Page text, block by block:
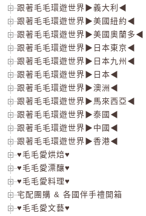
跟著毛毛環遊世界▶義大利◀
跟著毛毛環遊世界▶美國紐約◀
跟著毛毛環遊世界▶美國奧蘭多◀
跟著毛毛環遊世界▶日本東京◀
跟著毛毛環遊世界▶日本九州◀
跟著毛毛環遊世界▶日本◀
跟著毛毛環遊世界▶澳洲◀
跟著毛毛環遊世界▶馬來西亞◀
跟著毛毛環遊世界▶泰國◀
跟著毛毛環遊世界▶中國◀
跟著毛毛環遊世界▶香港◀
♥毛毛愛烘焙♥
♥毛毛愛漂釀♥
♥毛毛愛料理♥
宅配團購 & 各國伴手禮開箱
♥毛毛愛文藝♥